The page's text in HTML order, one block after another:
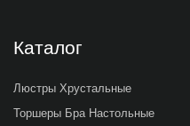
Каталог
Люстры Хрустальные
Торшеры Бра Настольные